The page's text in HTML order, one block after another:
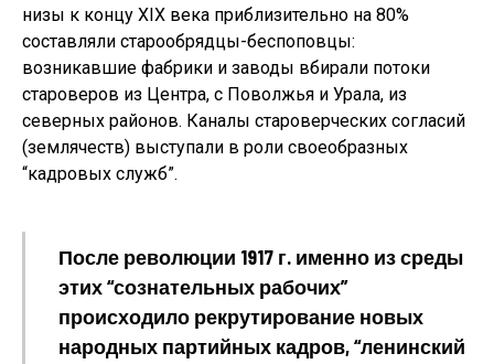
низы к концу XIX века приблизительно на 80%
составляли старообрядцы-беспоповцы:
возникавшие фабрики и заводы вбирали потоки
староверов из Центра, с Поволжья и Урала, из
северных районов. Каналы староверческих согласий
(землячеств) выступали в роли своеобразных
“кадровых служб”.
После революции 1917 г. именно из среды
этих “сознательных рабочих”
происходило рекрутирование новых
народных партийных кадров, “ленинский